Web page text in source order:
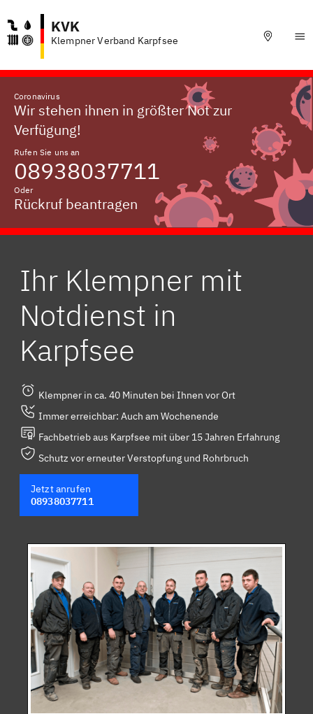
KVK
Klempner Verband Karpfsee
Coronavirus
Wir stehen ihnen in größter Not zur
Verfügung!
Rufen Sie uns an
08938037711
Oder
Rückruf beantragen
Ihr Klempner mit
Notdienst in
Karpfsee
Klempner in ca. 40 Minuten bei Ihnen vor Ort
Immer erreichbar: Auch am Wochenende
Fachbetrieb aus Karpfsee mit über 15 Jahren Erfahrung
Schutz vor erneuter Verstopfung und Rohrbruch
Jetzt anrufen
08938037711